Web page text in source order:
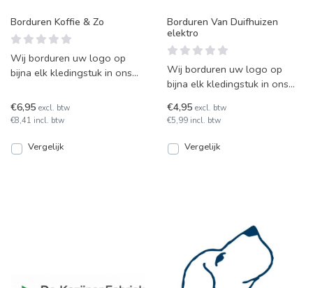
Borduren Koffie & Zo
Wij borduren uw logo op
bijna elk kledingstuk in ons
krijgt hierdoor e
€6,95 excl. btw
€8,41 incl. btw
Vergelijk
Borduren Van Duifhuizen
elektro
Wij borduren uw logo op
bijna elk kledingstuk in ons
krijgt hierdoor e
€4,95 excl. btw
€5,99 incl. btw
Vergelijk